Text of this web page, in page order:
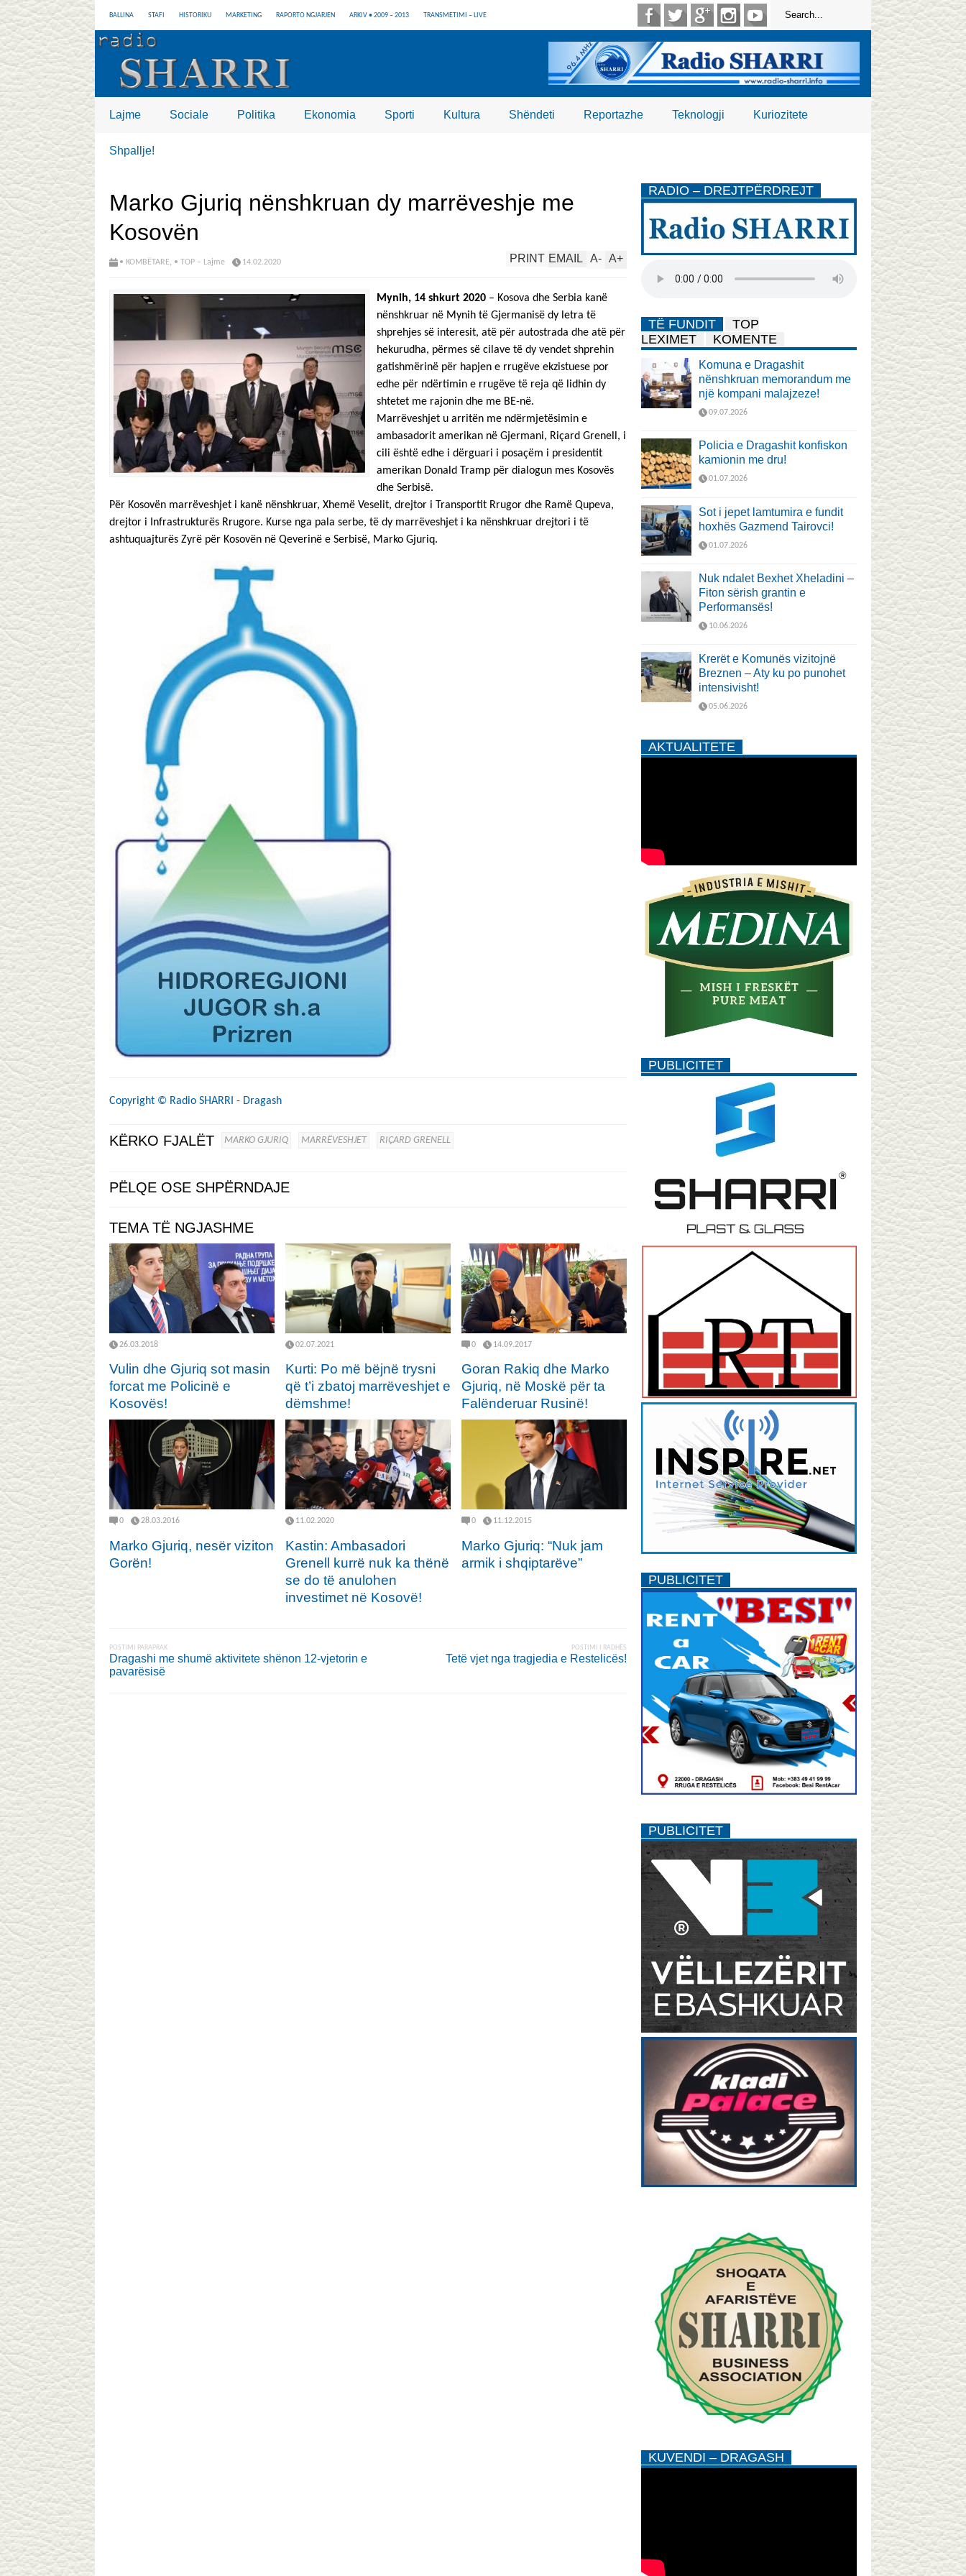
BALLINA STAFI HISTORIKU MARKETING RAPORTO NGJARJEN ARKIV • 2009 – 2013 TRANSMETIMI – LIVE
Lajme Sociale Politika Ekonomia Sporti Kultura Shëndeti Reportazhe Teknologji Kuriozitete
Shpallje!
Marko Gjuriq nënshkruan dy marrëveshje me
Kosovën
• KOMBËTARE, • TOP – Lajme 14.02.2020 A+
A-
EMAIL
PRINT
Mynih, 14 shkurt 2020 – Kosova dhe Serbia kanë
nënshkruar në Mynih të Gjermanisë dy letra të
shprehjes së interesit, atë për autostrada dhe atë për
hekurudha, përmes së cilave të dy vendet shprehin
gatishmërinë për hapjen e rrugëve ekzistuese por
edhe për ndërtimin e rrugëve të reja që lidhin dy
shtetet me rajonin dhe me BE-në.
Marrëveshjet u arritën me ndërmjetësimin e
ambasadorit amerikan në Gjermani, Riçard Grenell, i
cili është edhe i dërguari i posaçëm i presidentit
amerikan Donald Tramp për dialogun mes Kosovës
dhe Serbisë.
Për Kosovën marrëveshjet i kanë nënshkruar, Xhemë Veselit, drejtor i Transportit Rrugor dhe Ramë Qupeva,
drejtor i Infrastrukturës Rrugore. Kurse nga pala serbe, të dy marrëveshjet i ka nënshkruar drejtori i të
ashtuquajturës Zyrë për Kosovën në Qeverinë e Serbisë, Marko Gjuriq.
Copyright © Radio SHARRI - Dragash
KËRKO FJALËT MARKO GJURIQ MARRËVESHJET RIÇARD GRENELL
PËLQE OSE SHPËRNDAJE
TEMA TË NGJASHME
26.03.2018
Vulin dhe Gjuriq sot masin
forcat me Policinë e
Kosovës!
02.07.2021
Kurti: Po më bëjnë trysni
që t’i zbatoj marrëveshjet e
dëmshme!
0 14.09.2017
Goran Rakiq dhe Marko
Gjuriq, në Moskë për ta
Falënderuar Rusinë!
0 28.03.2016
Marko Gjuriq, nesër viziton
Gorën!
11.02.2020
Kastin: Ambasadori
Grenell kurrë nuk ka thënë
se do të anulohen
investimet në Kosovë!
0 11.12.2015
Marko Gjuriq: “Nuk jam
armik i shqiptarëve”
POSTIMI PARAPRAK
Dragashi me shumë aktivitete shënon 12-vjetorin e
pavarësisë
POSTIMI I RADHËS
Tetë vjet nga tragjedia e Restelicës!
RADIO – DREJTPËRDREJT
TË FUNDIT
TOP
LEXIMET
KOMENTE
Komuna e Dragashit
nënshkruan memorandum me
një kompani malajzeze!
09.07.2026
Policia e Dragashit konfiskon
kamionin me dru!
01.07.2026
Sot i jepet lamtumira e fundit
hoxhës Gazmend Tairovci!
01.07.2026
Nuk ndalet Bexhet Xheladini –
Fiton sërish grantin e
Performansës!
10.06.2026
Krerët e Komunës vizitojnë
Breznen – Aty ku po punohet
intensivisht!
05.06.2026
AKTUALITETE
PUBLICITET
PUBLICITET
PUBLICITET
KUVENDI – DRAGASH